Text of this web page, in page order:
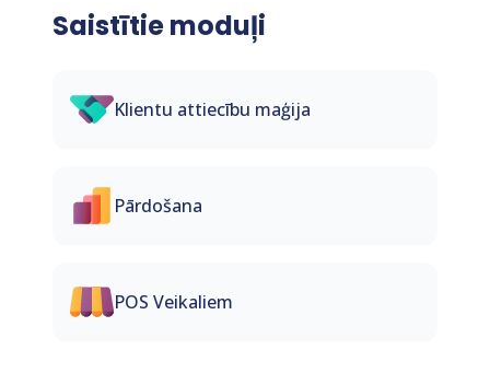
Saistītie moduļi
Klientu attiecību maģija
Pārdošana
POS Veikaliem